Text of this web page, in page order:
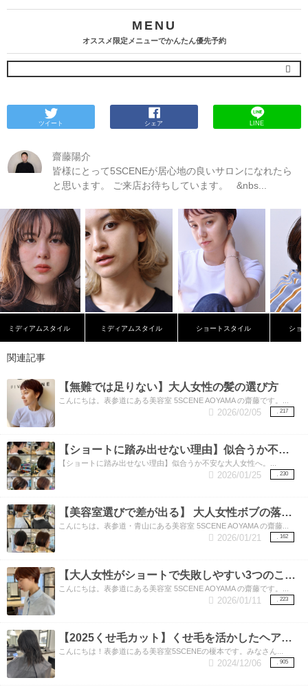
MENU
オススメ限定メニューでかんたん優先予約
ツイート シェア LINE
齋藤陽介
皆様にとって5SCENEが居心地の良いサロンになれたら
と思います。 ご来店お待ちしています。 &nbs...
ミディアムスタイル ミディアムスタイル ショートスタイル ショ
関連記事
【無難では足りない】大人女性の髪の選び方
こんにちは。表参道にある美容室 5SCENE AOYAMA の齋藤です。...
217
2026/02/05
【ショートに踏み出せない理由】似合うか不安な大人女性へ。
【ショートに踏み出せない理由】似合うか不安な大人女性へ。...
230
2026/01/25
【美容室選びで差が出る】 大人女性ボブの落とし穴3つ
こんにちは。表参道・青山にある美容室 5SCENE AOYAMA の齋藤...
162
2026/01/21
【大人女性がショートで失敗しやすい3つのこと】表参道美容師が解説
こんにちは。表参道にある美容室 5SCENE AOYAMA の齋藤です。...
223
2026/01/11
【2025くせ毛カット】くせ毛を活かしたヘアスタイル
こんにちは！表参道にある美容室5SCENEの榎本です。みなさん...
905
2024/12/06